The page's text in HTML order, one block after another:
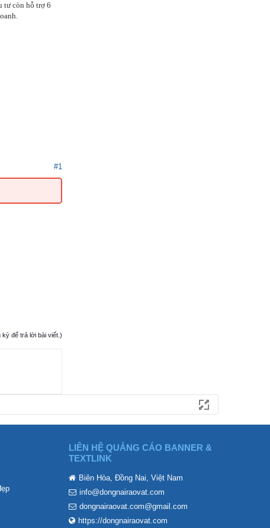
tư còn hỗ trợ 6
#1
để trả lời bài viết.)
LIÊN HỆ QUẢNG CÁO BANNER &
TEXTLINK
Biên Hòa, Đồng Nai, Việt Nam
info@dongnairaovat.com
dongnairaovat.com@gmail.com
https://dongnairaovat.com